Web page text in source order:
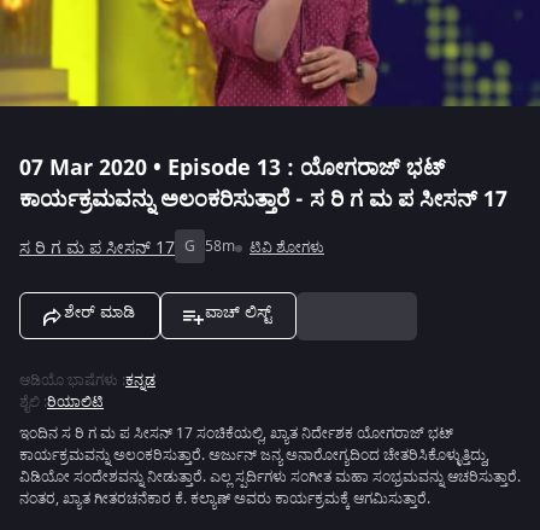
07 Mar 2020 • Episode 13 : ಯೋಗರಾಜ್ ಭಟ್
ಕಾರ್ಯಕ್ರಮವನ್ನು ಅಲಂಕರಿಸುತ್ತಾರೆ - ಸ ರಿ ಗ ಮ ಪ ಸೀಸನ್ 17
ಸ ರಿ ಗ ಮ ಪ ಸೀಸನ್ 17 G 58m ಟಿವಿ ಶೋಗಳು
ಶೇರ್ ಮಾಡಿ ವಾಚ್ ಲಿಸ್ಟ್
ಆಡಿಯೊ ಭಾಷೆಗಳು :ಕನ್ನಡ
ಶೈಲಿ :ರಿಯಾಲಿಟಿ
ಇಂದಿನ ಸ ರಿ ಗ ಮ ಪ ಸೀಸನ್ 17 ಸಂಚಿಕೆಯಲ್ಲಿ, ಖ್ಯಾತ ನಿರ್ದೇಶಕ ಯೋಗರಾಜ್ ಭಟ್
ಕಾರ್ಯಕ್ರಮವನ್ನು ಅಲಂಕರಿಸುತ್ತಾರೆ. ಅರ್ಜುನ್ ಜನ್ಯ ಅನಾರೋಗ್ಯದಿಂದ ಚೇತರಿಸಿಕೊಳ್ಳುತ್ತಿದ್ದು,
ವಿಡಿಯೋ ಸಂದೇಶವನ್ನು ನೀಡುತ್ತಾರೆ. ಎಲ್ಲ ಸ್ಪರ್ದಿಗಳು ಸಂಗೀತ ಮಹಾ ಸಂಭ್ರಮವನ್ನು ಆಚರಿಸುತ್ತಾರೆ.
ನಂತರ, ಖ್ಯಾತ ಗೀತರಚನೆಕಾರ ಕೆ. ಕಲ್ಯಾಣ್ ಅವರು ಕಾರ್ಯಕ್ರಮಕ್ಕೆ ಆಗಮಿಸುತ್ತಾರೆ.